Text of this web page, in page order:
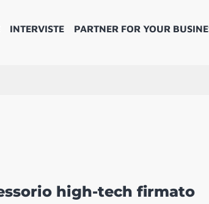
INTERVISTE PARTNER FOR YOUR
high-tech firmato